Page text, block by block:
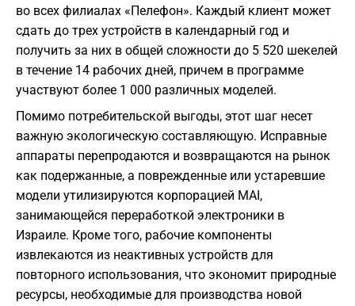
во всех филиалах «Пелефон». Каждый клиент может
сдать до трех устройств в календарный год и
получить за них в общей сложности до 5 520 шекелей
в течение 14 рабочих дней, причем в программе
участвуют более 1 000 различных моделей.
Помимо потребительской выгоды, этот шаг несет
важную экологическую составляющую. Исправные
аппараты перепродаются и возвращаются на рынок
как подержанные, а поврежденные или устаревшие
модели утилизируются корпорацией MAI,
занимающейся переработкой электроники в
Израиле. Кроме того, рабочие компоненты
извлекаются из неактивных устройств для
повторного использования, что экономит природные
ресурсы, необходимые для производства новой